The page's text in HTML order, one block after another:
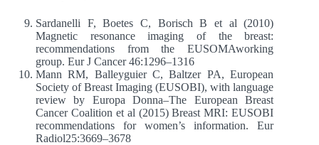
Sardanelli F, Boetes C, Borisch B et al (2010)
Magnetic resonance imaging of the breast:
recommendations from the EUSOMAworking
group. Eur J Cancer 46:1296–1316
Mann RM, Balleyguier C, Baltzer PA, European
Society of Breast Imaging (EUSOBI), with language
review by Europa Donna–The European Breast
Cancer Coalition et al (2015) Breast MRI: EUSOBI
recommendations for women’s information. Eur
Radiol25:3669–3678